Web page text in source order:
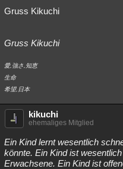
Gruss Kikuchi
Gruss Kikuchi
愛,強さ,知恵
生命
希望,日本
kikuchi
ehemaliges Mitglied
Ein Kind lernt wesentlich
könnte. Ein Kind ist
Erwachsene. Ein Kind ist